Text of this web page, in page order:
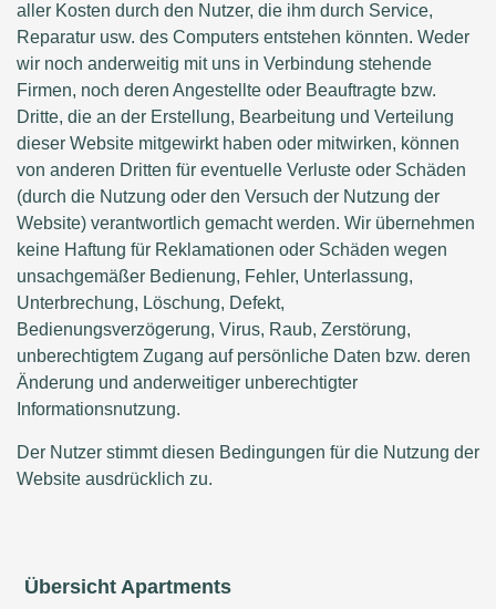
aller Kosten durch den Nutzer, die ihm durch Service,
Reparatur usw. des Computers entstehen könnten. Weder
wir noch anderweitig mit uns in Verbindung stehende
Firmen, noch deren Angestellte oder Beauftragte bzw.
Dritte, die an der Erstellung, Bearbeitung und Verteilung
dieser Website mitgewirkt haben oder mitwirken, können
von anderen Dritten für eventuelle Verluste oder Schäden
(durch die Nutzung oder den Versuch der Nutzung der
Website) verantwortlich gemacht werden. Wir übernehmen
keine Haftung für Reklamationen oder Schäden wegen
unsachgemäßer Bedienung, Fehler, Unterlassung,
Unterbrechung, Löschung, Defekt,
Bedienungsverzögerung, Virus, Raub, Zerstörung,
unberechtigtem Zugang auf persönliche Daten bzw. deren
Änderung und anderweitiger unberechtigter
Informationsnutzung.
Der Nutzer stimmt diesen Bedingungen für die Nutzung der
Website ausdrücklich zu.
Übersicht Apartments